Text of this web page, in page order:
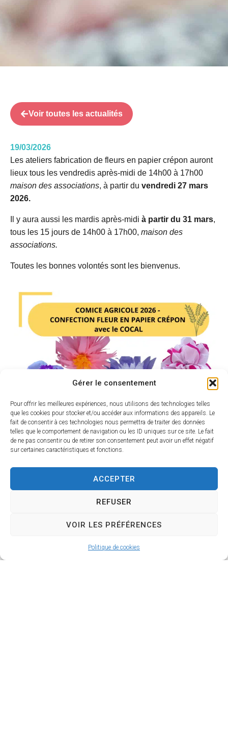
Gérer le consentement
Pour offrir les meilleures expériences, nous utilisons des technologies telles
que les cookies pour stocker et/ou accéder aux informations des appareils. Le
fait de consentir à ces technologies nous permettra de traiter des données
telles que le comportement de navigation ou les ID uniques sur ce site. Le fait
de ne pas consentir ou de retirer son consentement peut avoir un effet négatif
sur certaines caractéristiques et fonctions.
ACCEPTER
REFUSER
VOIR LES PRÉFÉRENCES
Politique de cookies
Voir toutes les actualités
19/03/2026
Les ateliers fabrication de fleurs en papier crépon auront
lieux tous les vendredis après-midi de 14h00 à 17h00
maison des associations, à partir du vendredi 27 mars
2026.
Il y aura aussi les mardis après-midi à partir du 31 mars,
tous les 15 jours de 14h00 à 17h00, maison des
associations.
Toutes les bonnes volontés sont les bienvenus.